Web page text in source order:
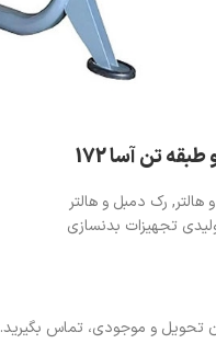
تن آسا 172
هالتر, رک دمبل و هالتر
تجهیزات بدنسازی
تحویل و موجودی، تماس بگیرید.